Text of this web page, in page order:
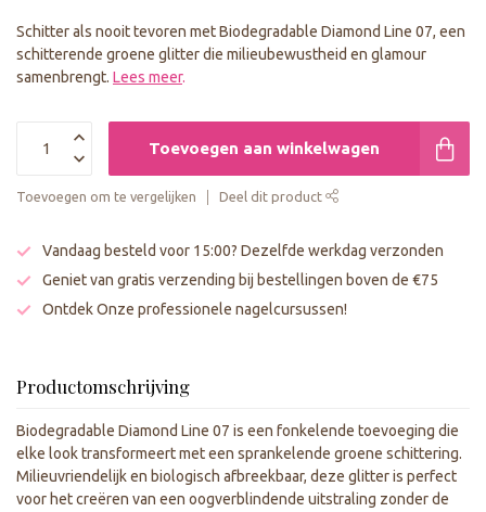
Schitter als nooit tevoren met Biodegradable Diamond Line 07, een
schitterende groene glitter die milieubewustheid en glamour
samenbrengt. Lees meer.
Toevoegen aan winkelwagen
Toevoegen om te vergelijken Deel dit product
Vandaag besteld voor 15:00? Dezelfde werkdag verzonden
Geniet van gratis verzending bij bestellingen boven de €75
Ontdek Onze professionele nagelcursussen!
Productomschrijving
Biodegradable Diamond Line 07 is een fonkelende toevoeging die
elke look transformeert met een sprankelende groene schittering.
Milieuvriendelijk en biologisch afbreekbaar, deze glitter is perfect
voor het creëren van een oogverblindende uitstraling zonder de